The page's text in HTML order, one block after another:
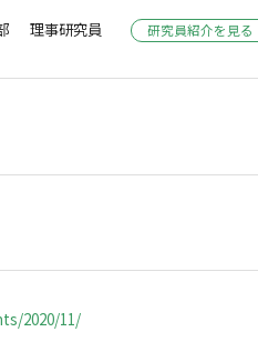
部 理事研究員 研究員紹介を見る
2020/11/